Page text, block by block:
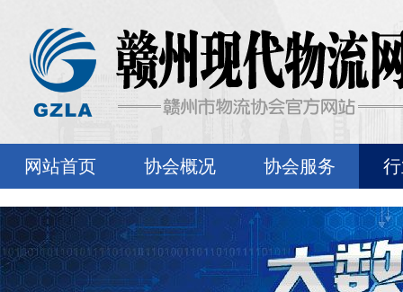
网站首页 协会概况 协会服务